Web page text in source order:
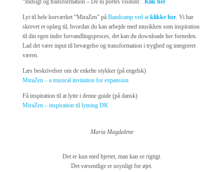
“Indsigt og transformation – De ni portes visdom”. Klik her
Lyt til hele korværket “MiraZen” på Bandcamp ved atklikke her. Vi har
skrevet et oplæg til, hvordan du kan arbejde med musikken som inspiration
til din egen indre forvandlingsproces, det kan du downloade her forneden.
Lad det være input til bevægelse og transformation i tryghed og integreret
væren.
Læs beskrivelser om de enkelte stykker (på engelsk)
MiraZen – a musical invitation for expansion
Få inspiration til at lytte i denne guide (på dansk)
MiraZen – inspiration til lytning DK
Maria Magdalene
Det er kun med hjertet, man kan se rigtigt.
Det væsentlige er usynligt for øjet.